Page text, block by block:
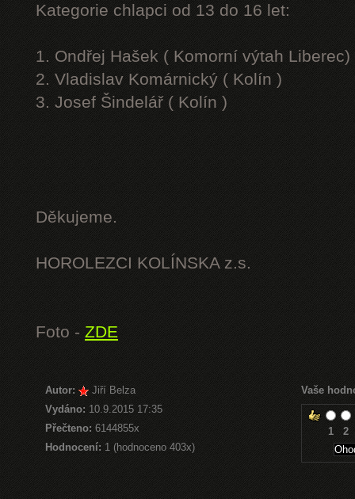
Kategorie chlapci od 13 do 16 let:
1. Ondřej Hašek ( Komorní výtah Liberec)
2. Vladislav Komárnický ( Kolín )
3. Josef Šindelář ( Kolín )
Děkujeme.
HOROLEZCI KOLÍNSKA z.s.
Foto - ZDE
Autor:
Jiří Belza
Vydáno: 10.9.2015 17:35
Přečteno:6144855x
Hodnocení: 1 (hodnoceno 403x)
Vaše
1 2